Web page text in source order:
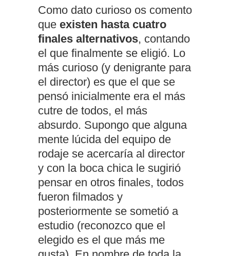
Como dato curioso os comento
que existen hasta cuatro
finales alternativos, contando
el que finalmente se eligió. Lo
más curioso (y denigrante para
el director) es que el que se
pensó inicialmente era el más
cutre de todos, el más
absurdo. Supongo que alguna
mente lúcida del equipo de
rodaje se acercaría al director
y con la boca chica le sugirió
pensar en otros finales, todos
fueron filmados y
posteriormente se sometió a
estudio (reconozco que el
elegido es el que más me